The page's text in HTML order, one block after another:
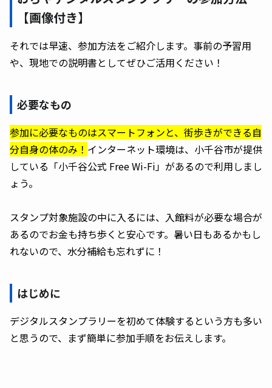
【画像付き】
それでは早速、参加方法をご紹介します。事前の予習用
や、現地での説明書としてぜひご活用ください！
必要なもの
参加に必要なものはスマートフォンと、街歩きができる自
分自身の体のみ！ インターネット環境は、小千谷市が提供
している「小千谷公式 Free Wi-Fi」があるので利用しまし
ょう。
スタンプ対象施設の中に入るには、入館料が必要な場合が
あるのでお金も持ち歩くと安心です。暑い日もあるかもし
れないので、水分補給も忘れずに！
はじめに
デジタルスタンプラリーを初めて体験するという方も多い
と思うので、まず簡単に参加手順をお伝えします。